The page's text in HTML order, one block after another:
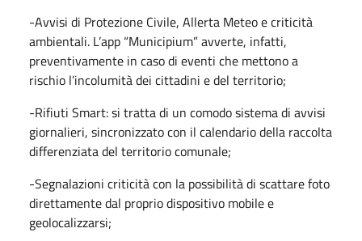
-Avvisi di Protezione Civile, Allerta Meteo e criticità
ambientali. L’app “Municipium” avverte, infatti,
preventivamente in caso di eventi che mettono a
rischio l’incolumità dei cittadini e del territorio;
-Rifiuti Smart: si tratta di un comodo sistema di avvisi
giornalieri, sincronizzato con il calendario della raccolta
differenziata del territorio comunale;
-Segnalazioni criticità con la possibilità di scattare foto
direttamente dal proprio dispositivo mobile e
geolocalizzarsi;